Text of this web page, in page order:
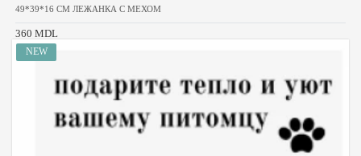
49*39*16 CM ЛЕЖАНКА С МЕХОМ
360 MDL